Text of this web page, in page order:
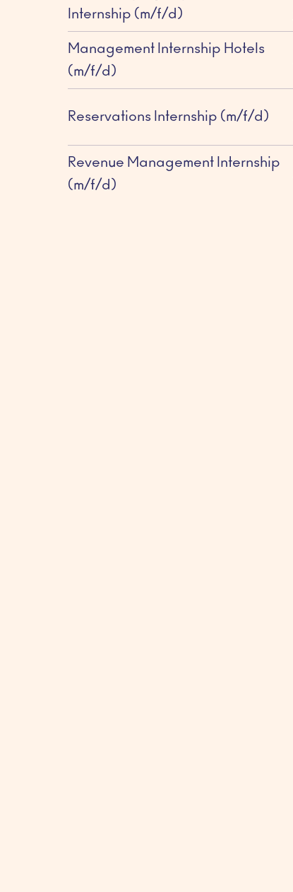
Internship (m/f/d)
Management Internship Hotels
(m/f/d)
Reservations Internship (m/f/d)
Revenue Management Internship
(m/f/d)